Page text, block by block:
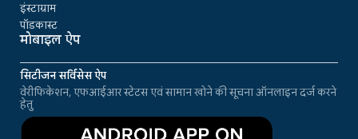
इंस्टाग्राम
पॉडकास्ट
मोबाइल ऐप
सिटीजन सर्विसेस ऐप
वेरीफिकेशन, एफआईआर स्टेटस एवं सामान खोने की सूचना ऑनलाइन दर्ज करने
हेतु